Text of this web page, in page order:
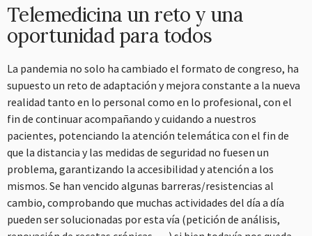
Telemedicina un reto y una
oportunidad para todos
La pandemia no solo ha cambiado el formato de congreso, ha
supuesto un reto de adaptación y mejora constante a la nueva
realidad tanto en lo personal como en lo profesional, con el
fin de continuar acompañando y cuidando a nuestros
pacientes, potenciando la atención telemática con el fin de
que la distancia y las medidas de seguridad no fuesen un
problema, garantizando la accesibilidad y atención a los
mismos. Se han vencido algunas barreras/resistencias al
cambio, comprobando que muchas actividades del día a día
pueden ser solucionadas por esta vía (petición de análisis,